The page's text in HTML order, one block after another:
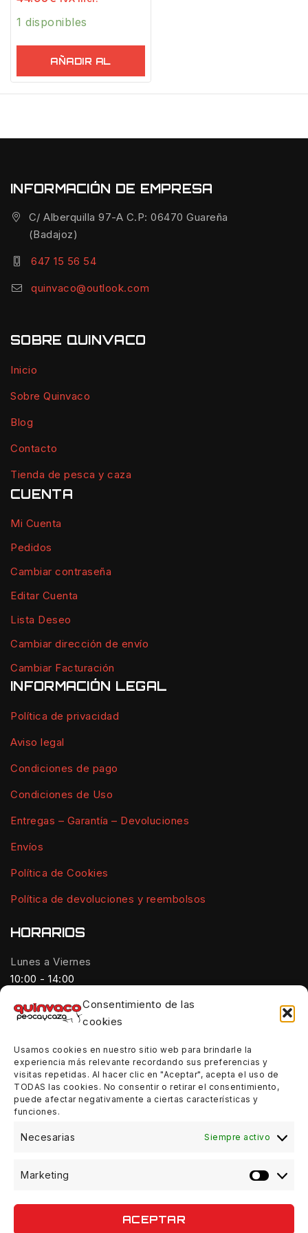
Consentimiento de las
cookies
Usamos cookies en nuestro sitio web para brindarle la
experiencia más relevante recordando sus preferencias y
visitas repetidas. Al hacer clic en "Aceptar", acepta el uso de
TODAS las cookies. No consentir o retirar el consentimiento,
puede afectar negativamente a ciertas características y
funciones.
Necesarias Siempre activo
Marketing
ACEPTAR
1 disponibles
AÑADIR AL
CARRITO
INFORMACIÓN DE EMPRESA
C/ Alberquilla 97-A C.P: 06470 Guareña
(Badajoz)
647 15 56 54
quinvaco@outlook.com
SOBRE QUINVACO
Inicio
Sobre Quinvaco
Blog
Contacto
Tienda de pesca y caza
CUENTA
Mi Cuenta
Pedidos
Cambiar contraseña
Editar Cuenta
Lista Deseo
Cambiar dirección de envío
Cambiar Facturación
INFORMACIÓN LEGAL
Política de privacidad
Aviso legal
Condiciones de pago
Condiciones de Uso
Entregas – Garantía – Devoluciones
Envíos
Política de Cookies
Política de devoluciones y reembolsos
HORARIOS
Lunes a Viernes
10:00 - 14:00
Tardes:
18:00 - 21:00
Sábados:
10:00 - 14:00
Domingos:
Cerrado